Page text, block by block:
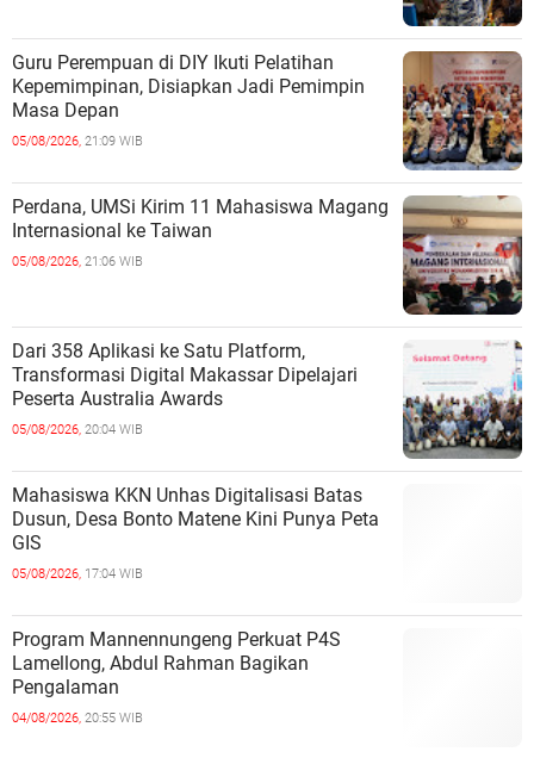
Guru Perempuan di DIY Ikuti Pelatihan
Kepemimpinan, Disiapkan Jadi Pemimpin
Masa Depan
05/08/2026, 21:09 WIB
Perdana, UMSi Kirim 11 Mahasiswa Magang
Internasional ke Taiwan
05/08/2026, 21:06 WIB
Dari 358 Aplikasi ke Satu Platform,
Transformasi Digital Makassar Dipelajari
Peserta Australia Awards
05/08/2026, 20:04 WIB
Mahasiswa KKN Unhas Digitalisasi Batas
Dusun, Desa Bonto Matene Kini Punya Peta
GIS
05/08/2026, 17:04 WIB
Program Mannennungeng Perkuat P4S
Lamellong, Abdul Rahman Bagikan
Pengalaman
04/08/2026, 20:55 WIB